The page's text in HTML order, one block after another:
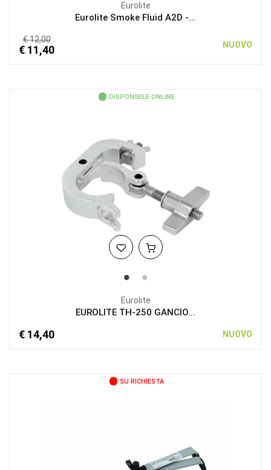
Eurolite
Eurolite Smoke Fluid A2D -...
€ 12,00
€ 11,40 NUOVO
DISPONIBILE ONLINE
Eurolite
EUROLITE TH-250 GANCIO...
€ 14,40 NUOVO
SU RICHIESTA